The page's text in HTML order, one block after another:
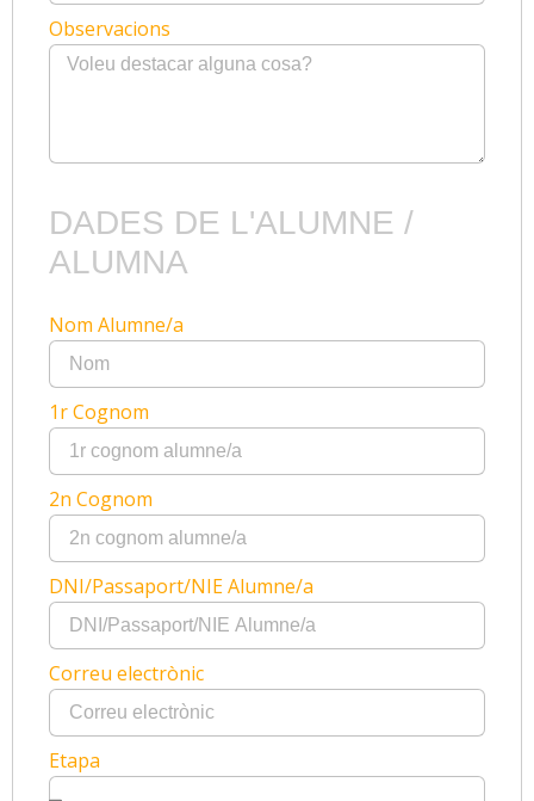
Observacions
DADES DE L'ALUMNE /
ALUMNA
Nom Alumne/a
1r Cognom
2n Cognom
DNI/Passaport/NIE Alumne/a
Correu electrònic
Etapa